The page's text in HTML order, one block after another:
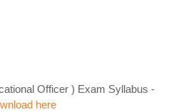
Officer ) Exam Syllabus -
here